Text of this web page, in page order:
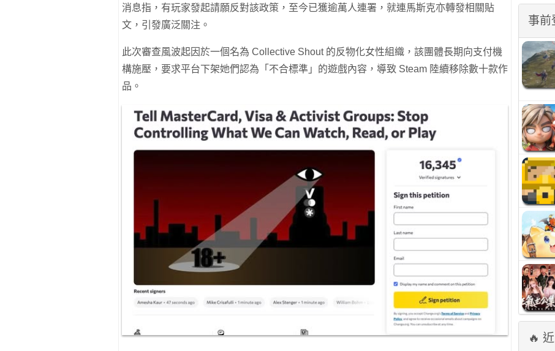
消息指，有玩家發起請願反對該政策，至今已獲逾萬人連署，就連馬斯克亦轉發相關貼
文，引發廣泛關注。
此次審查風波起因於一個名為 Collective Shout 的反物化女性組織，該團體長期向支付機
構施壓，要求平台下架她們認為「不合標準」的遊戲內容，導致 Steam 陸續移除數十款作
品。
事前
🔥